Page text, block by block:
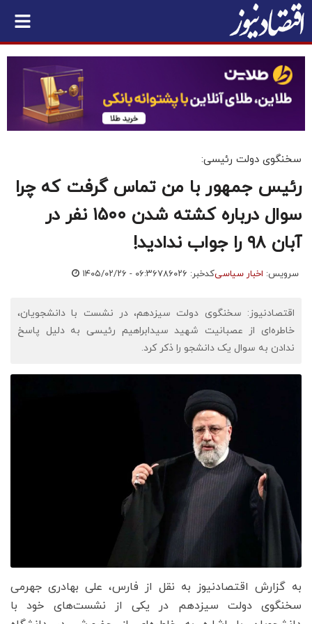
سخنگوی دولت رئیسی:
رئیس جمهور با من تماس گرفت که چرا
سوال درباره کشته شدن ۱۵۰۰ نفر در
آبان ۹۸ را جواب ندادید!
سرویس: اخبار سیاسیکدخبر: ۷۸۶۰۲۶ ۱۴۰۵/۰۲/۲۶ - ۰۶:۳۶
اقتصادنیوز: سخنگوی دولت سیزدهم، در نشست با دانشجویان،
خاطره‌ای از عصبانیت شهید سیدابراهیم رئیسی به دلیل پاسخ
ندادن به سوال یک دانشجو را ذکر کرد.
به گزارش اقتصادنیوز به نقل از فارس، علی بهادری جهرمی
سخنگوی دولت سیزدهم در یکی از نشست‌های خود با